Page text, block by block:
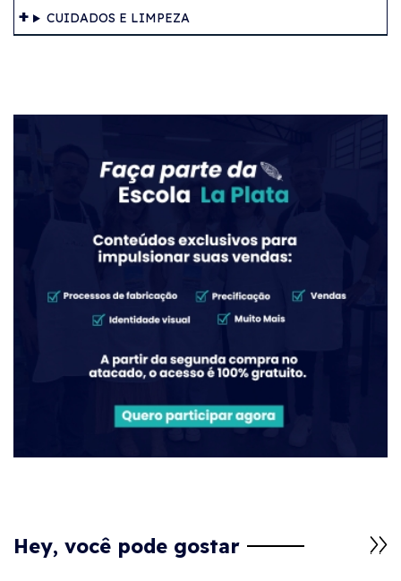
CUIDADOS E LIMPEZA
Hey, você pode gostar